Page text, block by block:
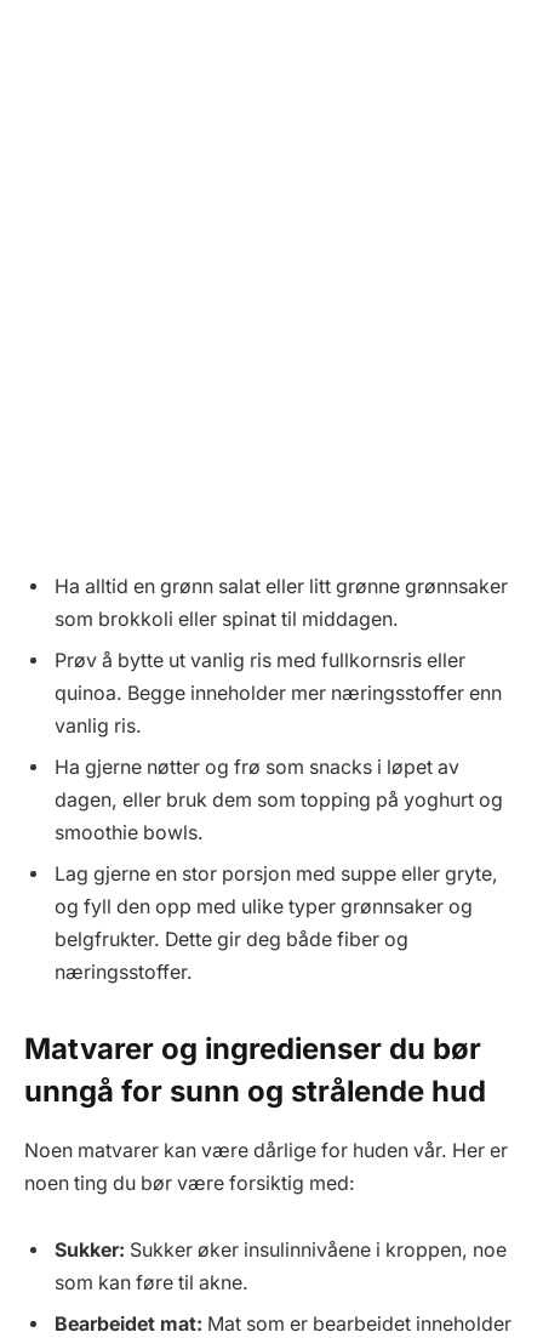
Ha alltid en grønn salat eller litt grønne grønnsaker
som brokkoli eller spinat til middagen.
Prøv å bytte ut vanlig ris med fullkornsris eller
quinoa. Begge inneholder mer næringsstoffer enn
vanlig ris.
Ha gjerne nøtter og frø som snacks i løpet av
dagen, eller bruk dem som topping på yoghurt og
smoothie bowls.
Lag gjerne en stor porsjon med suppe eller gryte,
og fyll den opp med ulike typer grønnsaker og
belgfrukter. Dette gir deg både fiber og
næringsstoffer.
Matvarer og ingredienser du bør
unngå for sunn og strålende hud
Noen matvarer kan være dårlige for huden vår. Her er
noen ting du bør være forsiktig med:
Sukker: Sukker øker insulinnivåene i kroppen, noe
som kan føre til akne.
Bearbeidet mat: Mat som er bearbeidet inneholder